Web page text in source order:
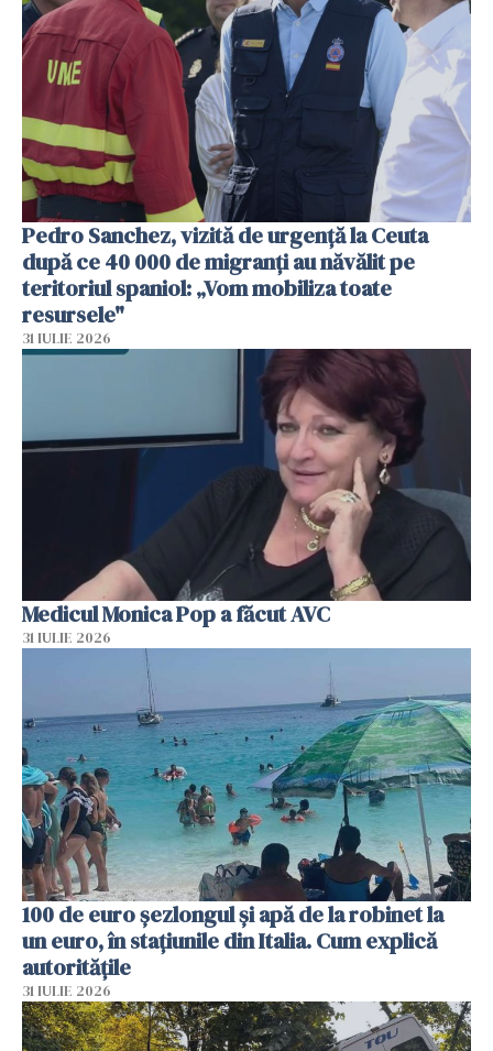
Pedro Sanchez, vizită de urgență la Ceuta
după ce 40 000 de migranți au năvălit pe
teritoriul spaniol: „Vom mobiliza toate
resursele"
31 IULIE 2026
Medicul Monica Pop a făcut AVC
31 IULIE 2026
100 de euro șezlongul și apă de la robinet la
un euro, în stațiunile din Italia. Cum explică
autoritățile
31 IULIE 2026